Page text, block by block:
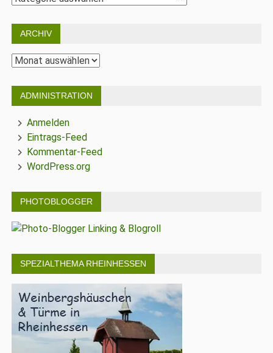
ARCHIV
Archiv
ADMINISTRATION
Anmelden
Eintrags-Feed
Kommentar-Feed
WordPress.org
PHOTOBLOGGER
SPEZIALTHEMA RHEINHESSEN